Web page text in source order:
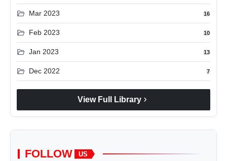
folder_open Mar 2023 16
folder_open Feb 2023 10
folder_open Jan 2023 13
folder_open Dec 2022 7
View Full Library chevron_right
FOLLOW US